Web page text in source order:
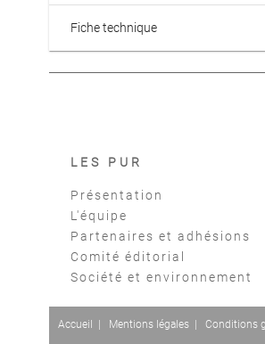
Fiche technique
LES PUR
Présentation
L'équipe
Partenaires et adhésions
Comité éditorial
Société et environnement
Accueil Mentions légales Conditions